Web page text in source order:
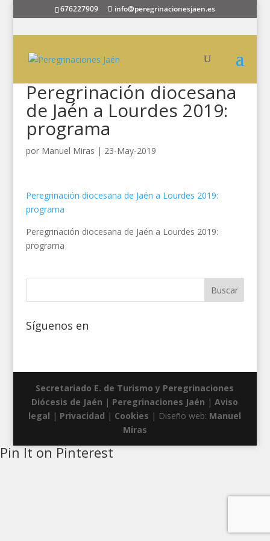
676227909 info@peregrinacionesjaen.es
Peregrinación diocesana
de Jaén a Lourdes 2019:
programa
por Manuel Miras | 23-May-2019
Peregrinación diocesana de Jaén a Lourdes 2019:
programa
Peregrinación diocesana de Jaén a Lourdes 2019:
programa
Síguenos en
Secretariado E. de Turismo y Peregrinaciones
Diócesis de Jaén | Peregrinaciones Jaén |Aviso
legal | Privacidad | Cookies | Diseño web: Manuel
Miras
Pin It on Pinterest